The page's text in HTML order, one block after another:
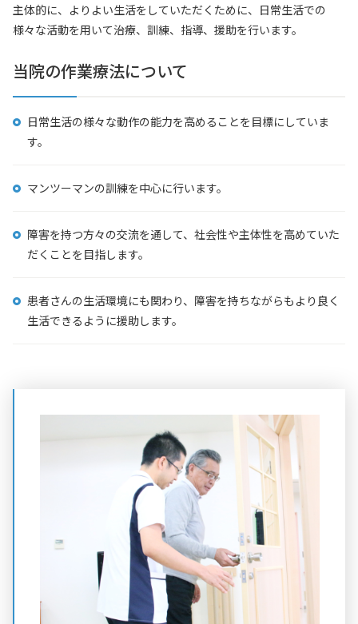
主体的に、よりよい生活をしていただくために、日常生活での
様々な活動を用いて治療、訓練、指導、援助を行います。
当院の作業療法について
日常生活の様々な動作の能力を高めることを目標にしていま
す。
マンツーマンの訓練を中心に行います。
障害を持つ方々の交流を通して、社会性や主体性を高めていた
だくことを目指します。
患者さんの生活環境にも関わり、障害を持ちながらもより良く
生活できるように援助します。